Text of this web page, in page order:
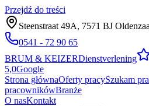
Przejdź do treści
Steenstraat 49A, 7571 BJ
0541 - 72 90 65
BRUM & KEIZERDienstverlening
5,0Google
Strona głównaOferty pracySzukam
pracownikówBranże
O nasKontakt